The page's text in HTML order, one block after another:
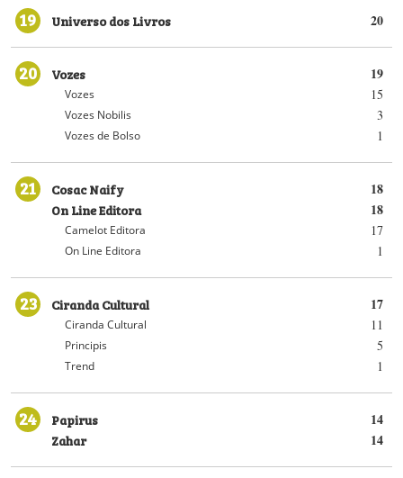
19 20
Universo dos Livros
20 19
Vozes
15
Vozes
3
Vozes Nobilis
1
Vozes de Bolso
21 18
Cosac Naify
18
On Line Editora
17
Camelot Editora
1
On Line Editora
23 17
Ciranda Cultural
11
Ciranda Cultural
5
Principis
1
Trend
24 14
Papirus
14
Zahar